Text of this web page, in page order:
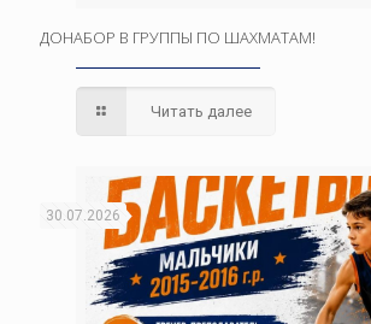
ДОНАБОР В ГРУППЫ ПО ШАХМАТАМ!
Читать далее
30.07.2026